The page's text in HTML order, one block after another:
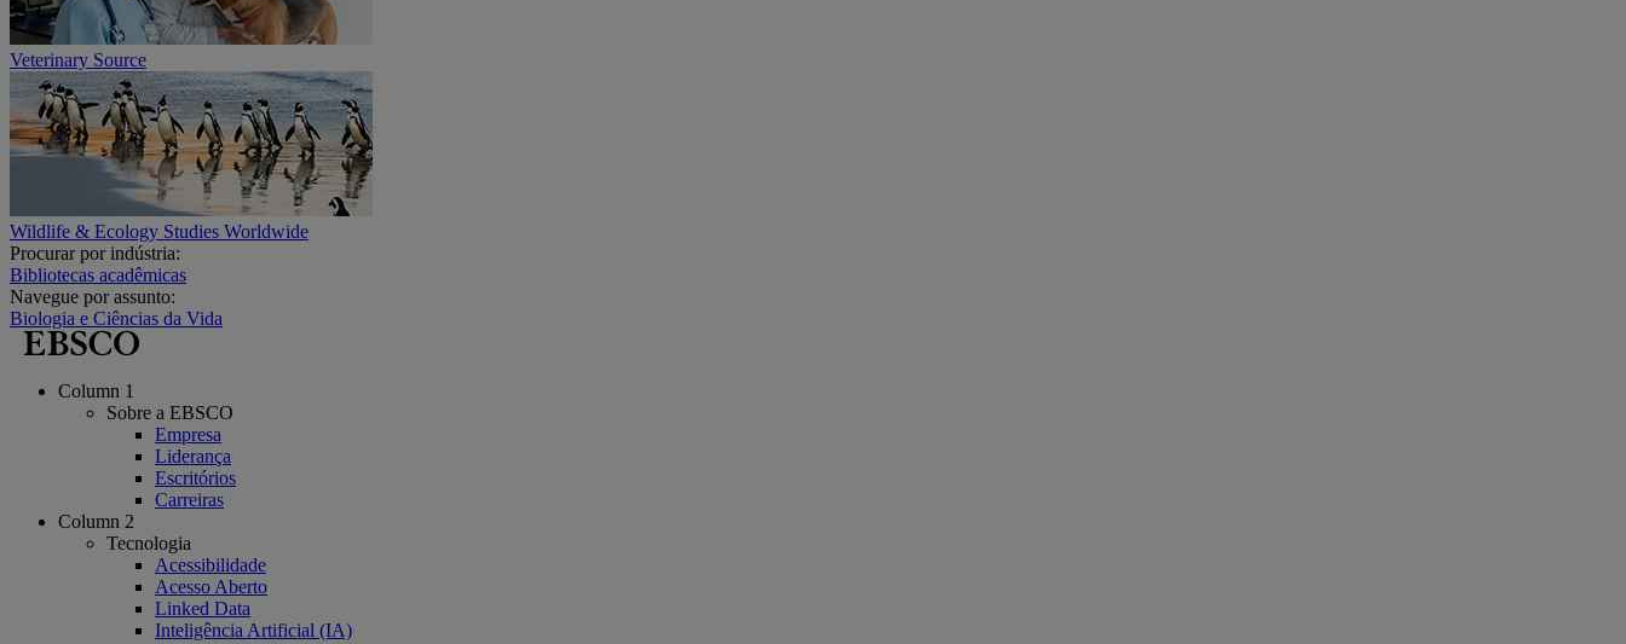
Veterinary Source
Wildlife & Ecology Studies Worldwide
Procurar por indústria:
Bibliotecas acadêmicas
Navegue por assunto:
Biologia e Ciências da Vida
Column 1
Sobre a EBSCO
Empresa
Liderança
Escritórios
Carreiras
Column 2
Tecnologia
Acessibilidade
Acesso Aberto
Linked Data
Inteligência Artificial (IA)